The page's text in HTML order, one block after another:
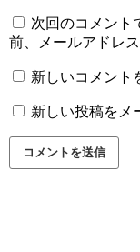
次回のコメント
前、メールアドレ
新しいコメント
新しい投稿をメ